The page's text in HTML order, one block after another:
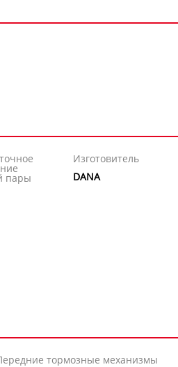
пары
Изготовитель
DANA
тормозные механизмы